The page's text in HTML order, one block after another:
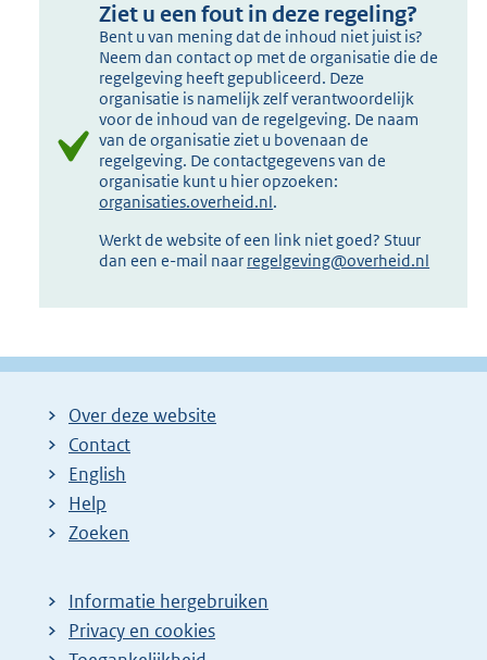
Ziet u een fout in deze regeling?
Bent u van mening dat de inhoud niet juist is?
Neem dan contact op met de organisatie die de
regelgeving heeft gepubliceerd. Deze
organisatie is namelijk zelf verantwoordelijk
voor de inhoud van de regelgeving. De naam
van de organisatie ziet u bovenaan de
regelgeving. De contactgegevens van de
organisatie kunt u hier opzoeken:
organisaties.overheid.nl.
Werkt de website of een link niet goed? Stuur
dan een e-mail naar regelgeving@overheid.nl
Over deze website
Contact
English
Help
Zoeken
Informatie hergebruiken
Privacy en cookies